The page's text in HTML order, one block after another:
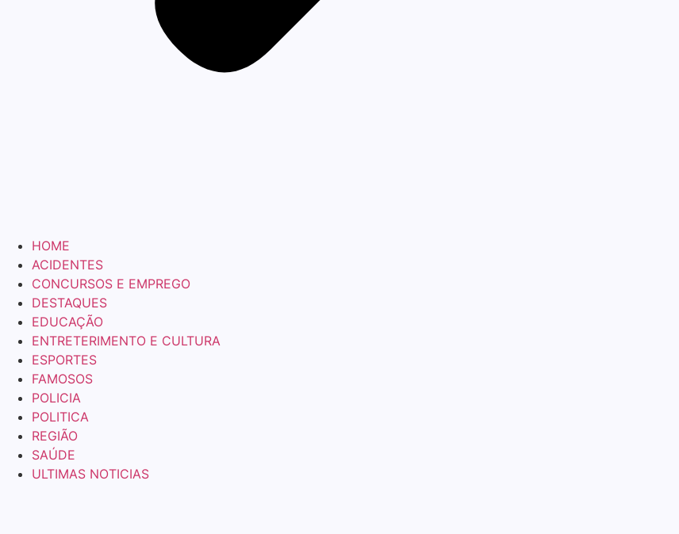
HOME
ACIDENTES
CONCURSOS E EMPREGO
DESTAQUES
EDUCAÇÃO
ENTRETERIMENTO E CULTURA
ESPORTES
FAMOSOS
POLICIA
POLITICA
REGIÃO
SAÚDE
ULTIMAS NOTICIAS